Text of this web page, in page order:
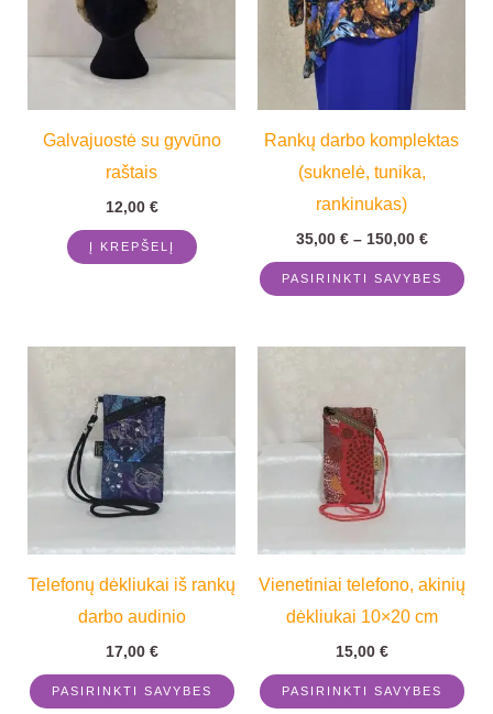
Galvajuostė su gyvūno
raštais
12,00 €
Į KREPŠELĮ
Rankų darbo komplektas
(suknelė, tunika,
rankinukas)
35,00 € – 150,00 €
PASIRINKTI SAVYBES
the
Telefonų dėkliukai iš rankų
darbo audinio
17,00 €
PASIRINKTI SAVYBES
multiple
variants.
options
may
on
Vienetiniai telefono, akinių
dėkliukai 10×20 cm
15,00 €
PASIRINKTI SAVYBES
on